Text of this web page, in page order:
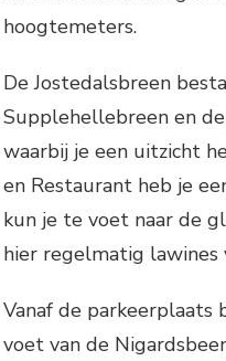
hoogtemeters.
De Jostedalsbreen
Supplehellebreen en
waarbij je een uitzicht
en Restaurant heb je
kun je te voet naar de
hier regelmatig lawines
Vanaf de
voet van de